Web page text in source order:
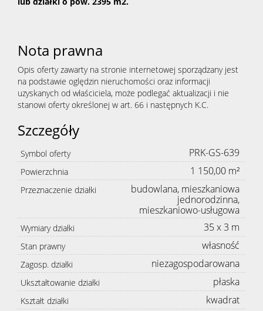
Nota prawna
Opis oferty zawarty na stronie internetowej sporządzany jest
na podstawie oględzin nieruchomości oraz informacji
uzyskanych od właściciela, może podlegać aktualizacji i nie
stanowi oferty określonej w art. 66 i następnych K.C.
Szczegóły
Symbol oferty PRK-GS-639
Powierzchnia 1 150,00 m²
Przeznaczenie działki
budowlana, mieszkaniowa
jednorodzinna,
mieszkaniowo-usługowa
Wymiary działki 35 x 3 m
Stan prawny własność
Zagosp. działki niezagospodarowana
Ukształtowanie działki płaska
Kształt działki kwadrat